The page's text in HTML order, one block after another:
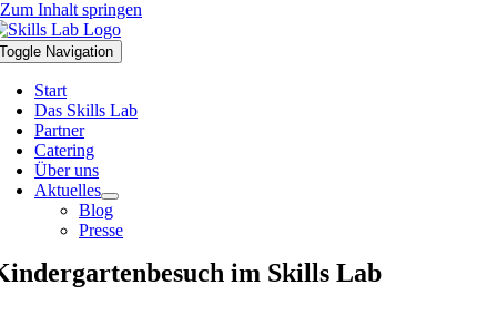
Zum Inhalt springen
Toggle Navigation
Start
Das Skills Lab
Partner
Catering
Über uns
Aktuelles
Blog
Presse
im Skills Lab